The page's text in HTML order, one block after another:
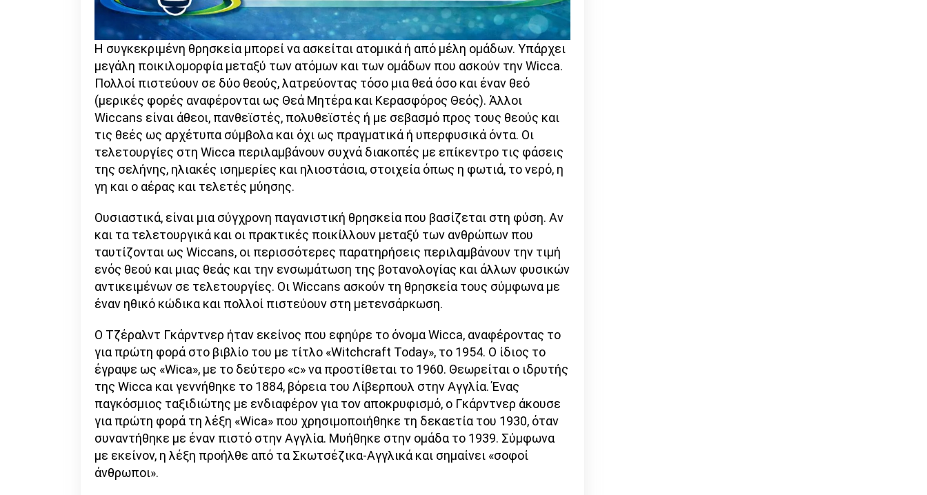
Η συγκεκριμένη θρησκεία μπορεί να ασκείται ατομικά ή από μέλη ομάδων. Υπάρχει
μεγάλη ποικιλομορφία μεταξύ των ατόμων και των ομάδων που ασκούν την Wicca.
Πολλοί πιστεύουν σε δύο θεούς, λατρεύοντας τόσο μια θεά όσο και έναν θεό
(μερικές φορές αναφέρονται ως Θεά Μητέρα και Κερασφόρος Θεός). Άλλοι
Wiccans είναι άθεοι, πανθεϊστές, πολυθεϊστές ή με σεβασμό προς τους θεούς και
τις θεές ως αρχέτυπα σύμβολα και όχι ως πραγματικά ή υπερφυσικά όντα. Οι
τελετουργίες στη Wicca περιλαμβάνουν συχνά διακοπές με επίκεντρο τις φάσεις
της σελήνης, ηλιακές ισημερίες και ηλιοστάσια, στοιχεία όπως η φωτιά, το νερό, η
γη και ο αέρας και τελετές μύησης.
Ουσιαστικά, είναι μια σύγχρονη παγανιστική θρησκεία που βασίζεται στη φύση. Αν
και τα τελετουργικά και οι πρακτικές ποικίλλουν μεταξύ των ανθρώπων που
ταυτίζονται ως Wiccans, οι περισσότερες παρατηρήσεις περιλαμβάνουν την τιμή
ενός θεού και μιας θεάς και την ενσωμάτωση της βοτανολογίας και άλλων φυσικών
αντικειμένων σε τελετουργίες. Οι Wiccans ασκούν τη θρησκεία τους σύμφωνα με
έναν ηθικό κώδικα και πολλοί πιστεύουν στη μετενσάρκωση.
Ο Τζέραλντ Γκάρντνερ ήταν εκείνος που εφηύρε το όνομα Wicca, αναφέροντας το
για πρώτη φορά στο βιβλίο του με τίτλο «Witchcraft Today», το 1954. Ο ίδιος το
έγραψε ως «Wica», με το δεύτερο «c» να προστίθεται το 1960. Θεωρείται ο ιδρυτής
της Wicca και γεννήθηκε το 1884, βόρεια του Λίβερπουλ στην Αγγλία. Ένας
παγκόσμιος ταξιδιώτης με ενδιαφέρον για τον αποκρυφισμό, ο Γκάρντνερ άκουσε
για πρώτη φορά τη λέξη «Wica» που χρησιμοποιήθηκε τη δεκαετία του 1930, όταν
συναντήθηκε με έναν πιστό στην Αγγλία. Μυήθηκε στην ομάδα το 1939. Σύμφωνα
με εκείνον, η λέξη προήλθε από τα Σκωτσέζικα-Αγγλικά και σημαίνει «σοφοί
άνθρωποι».